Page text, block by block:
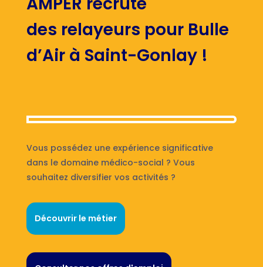
des relayeurs pour Bulle
d’Air à Saint-Gonlay !
Vous possédez une expérience significative
dans le domaine médico-social ? Vous
souhaitez diversifier vos activités ?
Découvrir le métier